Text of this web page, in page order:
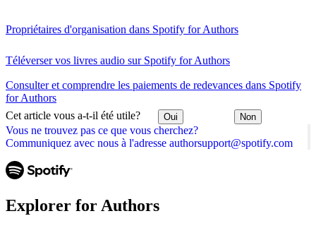
Vous ne trouvez pas ce que vous cherchez?
Communiquez avec nous à l'adresse authorsupport@spotify.com
Propriétaires d'organisation dans Spotify for Authors
Téléverser vos livres audio sur Spotify for Authors
Consulter et comprendre les paiements de redevances dans Spotify
for Authors
Cet article vous a-t-il été utile?
Oui Non
Explorer for Authors